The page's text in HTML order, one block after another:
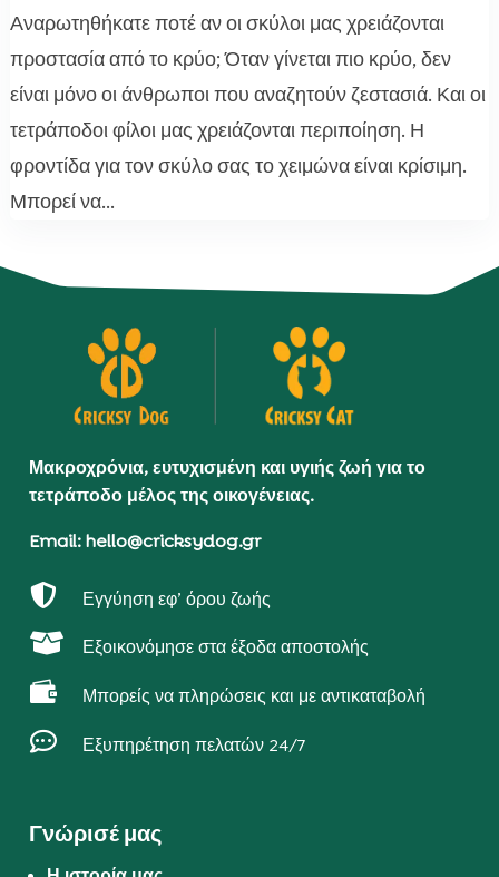
Αναρωτηθήκατε ποτέ αν οι σκύλοι μας χρειάζονται
προστασία από το κρύο; Όταν γίνεται πιο κρύο, δεν
είναι μόνο οι άνθρωποι που αναζητούν ζεστασιά. Και οι
τετράποδοι φίλοι μας χρειάζονται περιποίηση. Η
φροντίδα για τον σκύλο σας το χειμώνα είναι κρίσιμη.
Μπορεί να...
Μακροχρόνια, ευτυχισμένη και υγιής ζωή για το
τετράποδο μέλος της οικογένειας.
Email: hello@cricksydog.gr
 Εγγύηση εφ’ όρου ζωής
 Εξοικονόμησε στα έξοδα αποστολής
 Μπορείς να πληρώσεις και με αντικαταβολή
 Εξυπηρέτηση πελατών 24/7
Γνώρισέ μας